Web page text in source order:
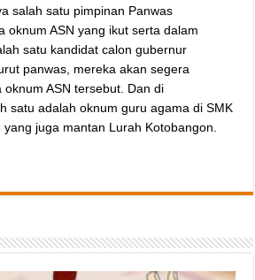
salah satu pimpinan Panwas
oknum ASN yang ikut serta dalam
satu kandidat calon gubernur
panwas, mereka akan segera
ASN tersebut. Dan di
satu adalah oknum guru agama di SMK
juga mantan Lurah Kotobangon.